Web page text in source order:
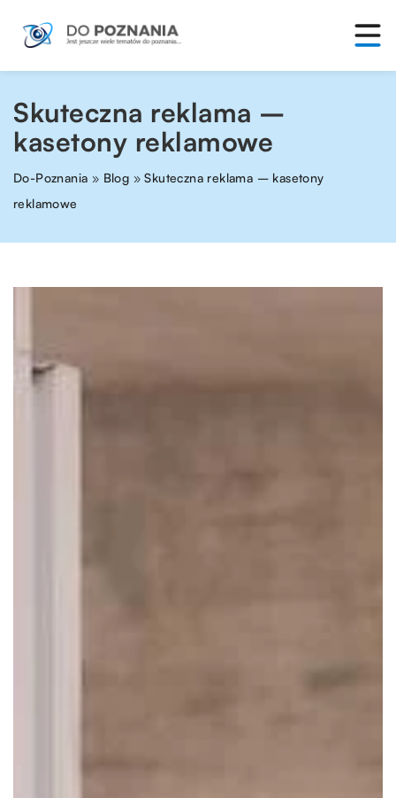
Skuteczna reklama –
kasetony reklamowe
Do-Poznania » Blog »Skuteczna reklama – kasetony
reklamowe